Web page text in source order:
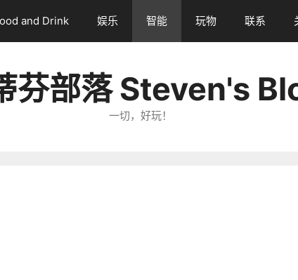
and Drink 娱乐 智能 玩物 联系
芬部落 Steven's
一切，好玩！